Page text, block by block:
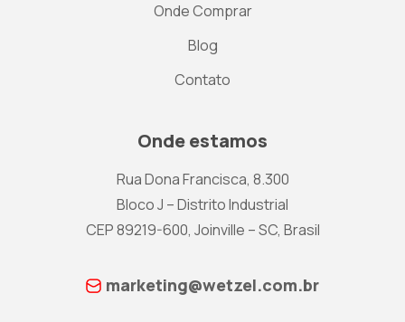
Onde Comprar
Blog
Contato
Onde estamos
Rua Dona Francisca, 8.300
Bloco J – Distrito Industrial
CEP 89219-600, Joinville – SC, Brasil
marketing@wetzel.com.br